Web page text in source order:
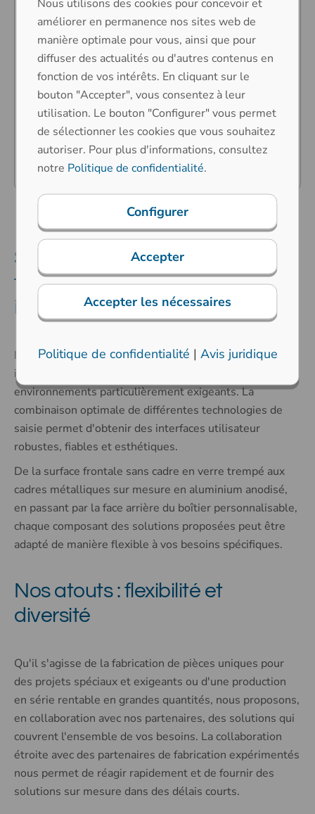
Éléments de fixation
personnalisables
Marquage CE
Haute fiabilité
Compatibilité avec différents
systèmes d’exploitation
Grand confort d’utilisation (grande
précision même avec des gants)
Solutions de systèmes à écran
tactile pour les exigences
industrielles les plus élevées
Nos écrans tactiles personnalisés offrent des solutions
idéales pour les applications industrielles et les
environnements particulièrement exigeants. La
combinaison optimale de différentes technologies de
saisie permet d'obtenir des interfaces utilisateur
robustes, fiables et esthétiques.
De la surface frontale sans cadre en verre trempé aux
cadres métalliques sur mesure en aluminium anodisé,
en passant par la face arrière du boîtier personnalisable,
chaque composant des solutions proposées peut être
adapté de manière flexible à vos besoins spécifiques.
Nos atouts : flexibilité et
diversité
Qu'il s'agisse de la fabrication de pièces uniques pour
des projets spéciaux et exigeants ou d'une production
en série rentable en grandes quantités, nous proposons,
en collaboration avec nos partenaires, des solutions qui
couvrent l'ensemble de vos besoins. La collaboration
étroite avec des partenaires de fabrication expérimentés
nous permet de réagir rapidement et de fournir des
solutions sur mesure dans des délais courts.
améliorer en permanence nos sites web de
manière optimale pour vous, ainsi que pour
diffuser des actualités ou d'autres contenus en
fonction de vos intérêts. En cliquant sur le
bouton "Accepter", vous consentez à leur
utilisation. Le bouton "Configurer" vous permet
de sélectionner les cookies que vous souhaitez
autoriser. Pour plus d'informations, consultez
notre Politique de confidentialité.
Configurer
Accepter
Accepter les nécessaires
Politique de confidentialité | Avis juridique